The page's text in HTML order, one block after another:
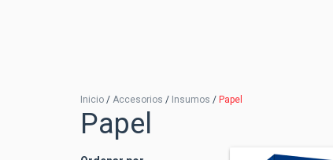
Inicio / Accesorios / Insumos / Papel
Papel